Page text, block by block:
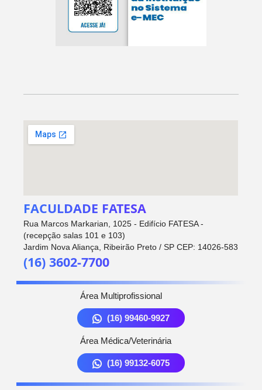
FACULDADE FATESA
Rua Marcos Markarian, 1025 - Edifício FATESA -
(recepção salas 101 e 103)
Jardim Nova Aliança, Ribeirão Preto / SP CEP: 14026-583
(16) 3602-7700
Área Multiprofissional
(16) 99460-9927
Área Médica/Veterinária
(16) 99132-6075